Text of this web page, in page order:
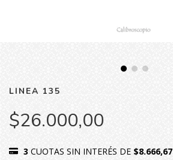
LINEA 135
$26.000,00
3 CUOTAS SIN INTERÉS DE $8.666,67